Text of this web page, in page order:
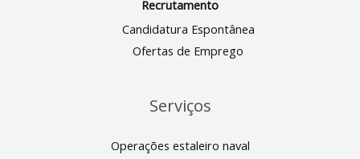
Recrutamento
Candidatura Espontânea
Ofertas de Emprego
Serviços
Operações estaleiro naval